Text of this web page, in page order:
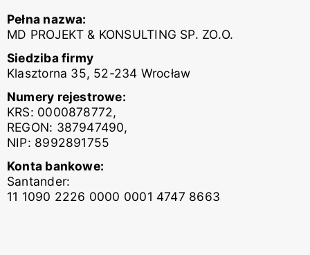
Pełna nazwa:
MD PROJEKT & KONSULTING SP. ZO.O.
Siedziba firmy
Klasztorna 35, 52-234 Wrocław
Numery rejestrowe:
KRS: 0000878772,
REGON: 387947490,
NIP: 8992891755
Konta bankowe:
Santander:
11 1090 2226 0000 0001 4747 8663